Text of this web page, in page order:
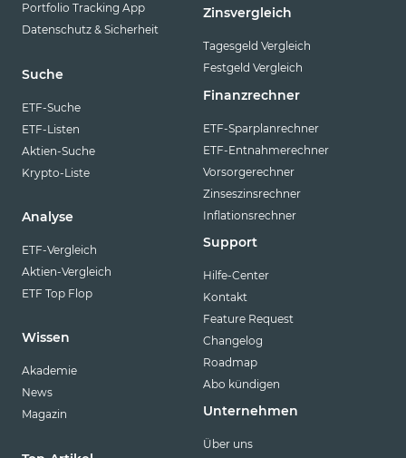
Portfolio Tracking App
Datenschutz & Sicherheit
Suche
ETF-Suche
ETF-Listen
Aktien-Suche
Krypto-Liste
Analyse
ETF-Vergleich
Aktien-Vergleich
ETF Top Flop
Wissen
Akademie
News
Magazin
Zinsvergleich
Tagesgeld Vergleich
Festgeld Vergleich
Finanzrechner
ETF-Sparplanrechner
ETF-Entnahmerechner
Vorsorgerechner
Zinseszinsrechner
Inflationsrechner
Support
Hilfe-Center
Kontakt
Feature Request
Changelog
Roadmap
Abo kündigen
Unternehmen
Über uns